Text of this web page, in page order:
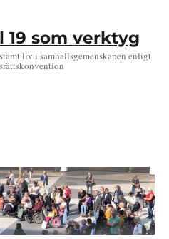
19 som verktyg
liv i samhällsgemenskapen enligt